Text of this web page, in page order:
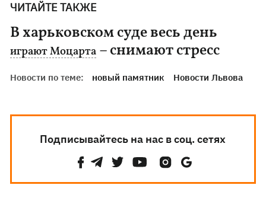
ЧИТАЙТЕ ТАКЖЕ
В харьковском суде весь день
играют Моцарта – снимают стресс
Новости по теме: новый памятник Новости Львова
Подписывайтесь на нас в соц. сетях